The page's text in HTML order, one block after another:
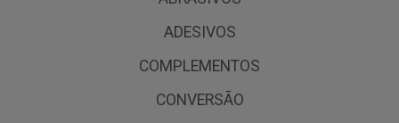
ADESIVOS
COMPLEMENTOS
CONVERSÃO